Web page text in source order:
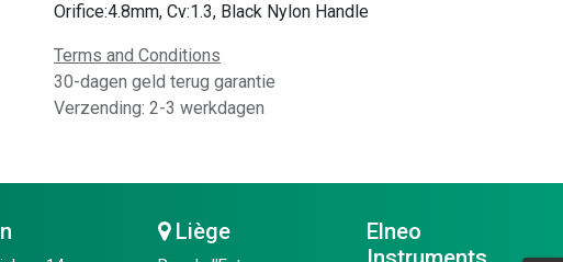
Orifice:4.8mm, Cv:1.3, Black Nylon Handle
Terms and Conditions
30-dagen geld terug garantie
Verzending: 2-3 werkdagen
Liège
Elneo